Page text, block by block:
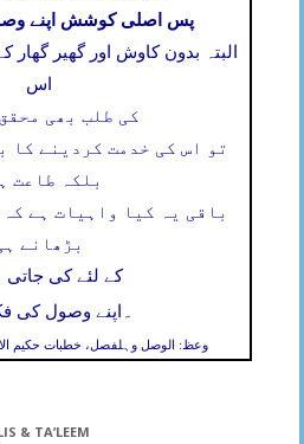
پس اصلی کوشش اپنے
البتہ بدون کاوش اور گھیر گھار
اس
کی طلب بھی
تو اس کی خدمت کردینے کا
بلکہ طاعت
باقی یہ کیا واہیات ہے
بڑھانے
کے لئے کی جاتی
اپنے وصول کی ۔
وعظ: الوصل وہلفصل، خطبات حکیم الامت
& TA’LEEM